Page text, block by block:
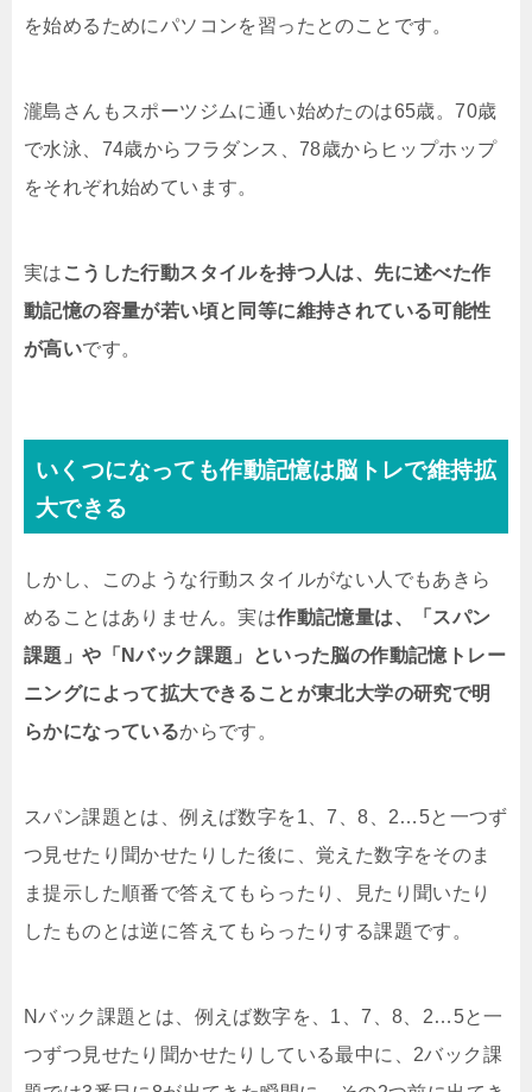
を始めるためにパソコンを習ったとのことです。
瀧島さんもスポーツジムに通い始めたのは65歳。70歳
で水泳、74歳からフラダンス、78歳からヒップホップ
をそれぞれ始めています。
実は こうした行動スタイルを持つ人は、先に述べた作
動記憶の容量が若い頃と同等に維持されている可能性
が高いです。
いくつになっても作動記憶は脳トレで維持拡
大できる
しかし、このような行動スタイルがない人でもあきら
めることはありません。実は作動記憶量は、「スパン
課題」や「Nバック課題」といった脳の作動記憶トレー
ニングによって拡大できることが東北大学の研究で明
らかになっているからです。
スパン課題とは、例えば数字を1、7、8、2…5と一つず
つ見せたり聞かせたりした後に、覚えた数字をそのま
ま提示した順番で答えてもらったり、見たり聞いたり
したものとは逆に答えてもらったりする課題です。
Nバック課題とは、例えば数字を、1、7、8、2…5と一
つずつ見せたり聞かせたりしている最中に、2バック課